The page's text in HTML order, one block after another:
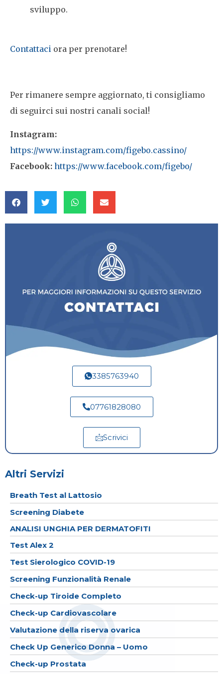
sviluppo.
Contattaci ora per prenotare!
Per rimanere sempre aggiornato, ti consigliamo
di seguirci sui nostri canali social!
Instagram:
https://www.instagram.com/figebo.cassino/
Facebook: https://www.facebook.com/figebo/
3385763940
07761828080
Scrivici
Altri Servizi
Breath Test al Lattosio
Screening Diabete
ANALISI UNGHIA PER DERMATOFITI
Test Alex 2
Test Sierologico COVID-19
Screening Funzionalità Renale
Check-up Tiroide Completo
Check-up Cardiovascolare
Valutazione della riserva ovarica
Check Up Generico Donna – Uomo
Check-up Prostata